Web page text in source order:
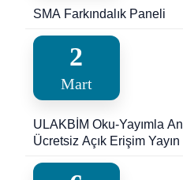
SMA Farkındalık Paneli
2
Mart
ULAKBİM Oku-Yayımla
Ücretsiz Açık Erişim